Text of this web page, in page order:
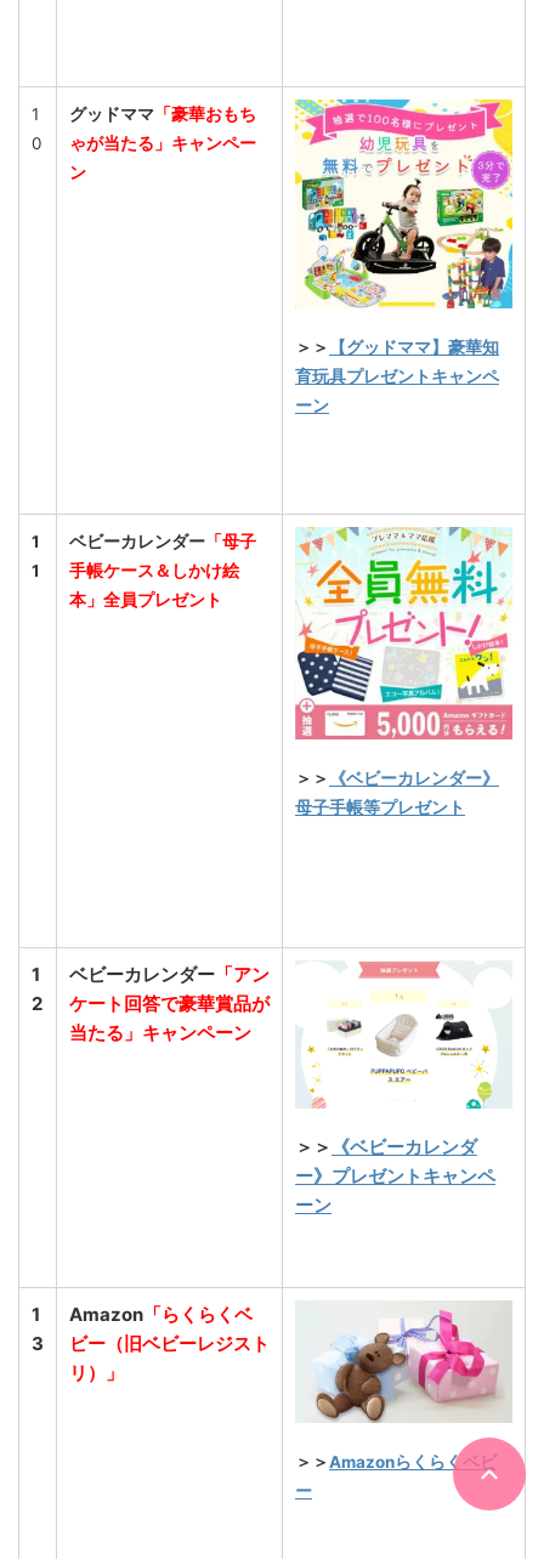
1
0
グッドママ 「豪華おもち
ゃが当たる」キャンペー
ン
＞＞
【グッドママ】豪華知
育玩具プレゼントキャンペ
ーン
1
1
ベビーカレンダー 「母子
手帳ケース＆しかけ絵
本」全員プレゼント
＞＞
《ベビーカレンダー》
母子手帳等プレゼント
1
2
ベビーカレンダー 「アン
ケート回答で豪華賞品が
当たる」キャンペーン
＞＞ 《ベビーカレンダ
ー》プレゼントキャンペ
ーン
1
3
Amazon 「らくらくベ
ビー（旧ベビーレジスト
リ）」
＞＞Amazonらくらくベビ
ー